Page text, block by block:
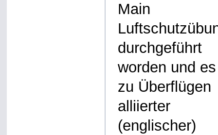
Main
durchgeführt
worden und
zu Überflügen
alliierter
(englischer)